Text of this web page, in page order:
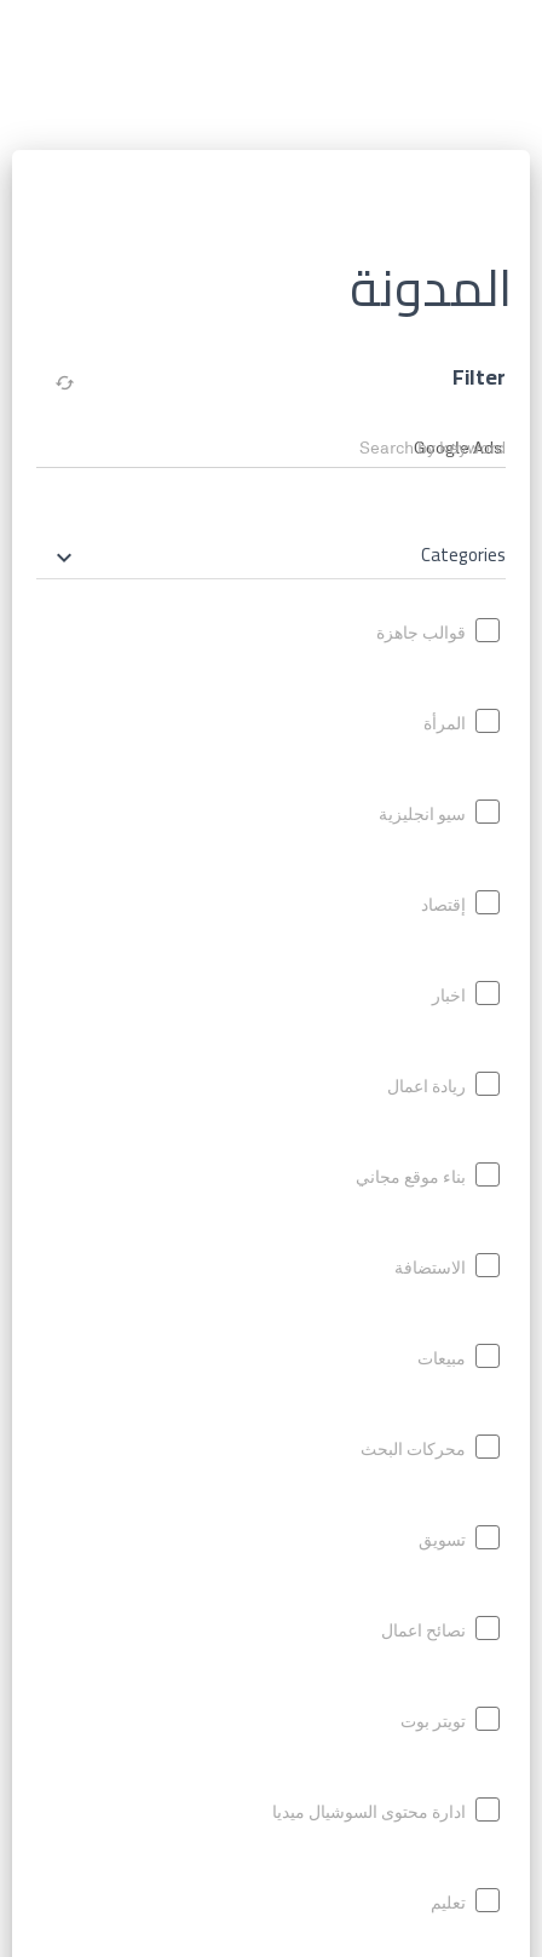
المدونة
Filter
cached
Search by keyword
Categories
keyboard_arrow_down
قوالب جاهزة
المرأة
سيو انجليزية
إقتصاد
اخبار
ريادة اعمال
بناء موقع مجاني
الاستضافة
مبيعات
محركات البحث
تسويق
نصائح اعمال
تويتر بوت
ادارة محتوى السوشيال ميديا
تعليم